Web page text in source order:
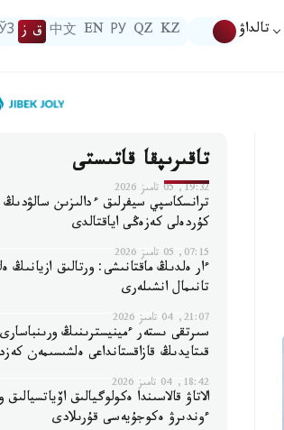
تالداۋ KZ
QZ
РУ
EN
中文 ق ز
تاقىرىپقا قاتىستى
19:32, 05 تامىز 2026
ترانسكاسپي سيفرلىق ءدالىزىن
كۇردەلى كەزەڭى اياقتالدى
07:15, 05 تامىز 2026
ءار ەلدىڭ ماقتانىشى: ورتالىق ازيانىڭ
تانىمال انشىلەرى
21:07, 04 تامىز 2026
سىرتقى ىستەر ءمينيسترىنىڭ ورىنباسارى
قىتايدىڭ قازاقستانداعى ەلشىسىمەن
18:42, 04 تامىز 2026
الاتاۋ قالاسىندا ەكولوگيالىق
ءوندىرۋ ەكوجۇيەسى قۇرىلادى